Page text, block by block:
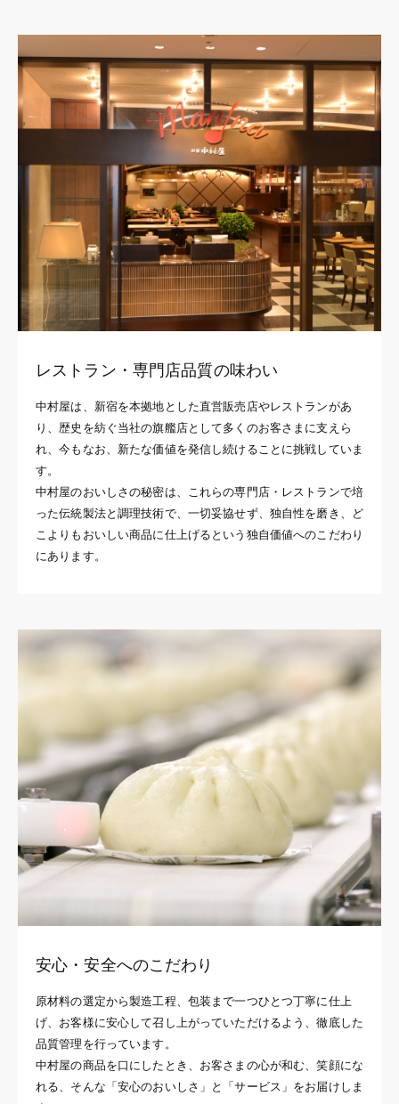
レストラン・専門店品質の味わい
中村屋は、新宿を本拠地とした直営販売店やレストランがあ
り、歴史を紡ぐ当社の旗艦店として多くのお客さまに支えら
れ、今もなお、新たな価値を発信し続けることに挑戦していま
す。
中村屋のおいしさの秘密は、これらの専門店・レストランで培
った伝統製法と調理技術で、一切妥協せず、独自性を磨き、ど
こよりもおいしい商品に仕上げるという独自価値へのこだわり
にあります。
安心・安全へのこだわり
原材料の選定から製造工程、包装まで一つひとつ丁寧に仕上
げ、お客様に安心して召し上がっていただけるよう、徹底した
品質管理を行っています。
中村屋の商品を口にしたとき、お客さまの心が和む、笑顔にな
れる、そんな「安心のおいしさ」と「サービス」をお届けしま